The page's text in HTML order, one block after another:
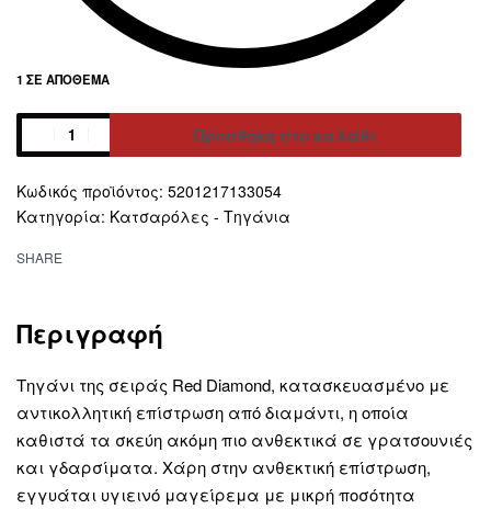
1 ΣΕ ΑΠΌΘΕΜΑ
Προσθήκη στο καλάθι
5201217133054
Κατηγορία: Κατσαρόλες - Τηγάνια
SHARE
Περιγραφή
Τηγάνι της σειράς Red Diamond, κατασκευασμένο με
αντικολλητική επίστρωση από διαμάντι, η οποία
καθιστά τα σκεύη ακόμη πιο ανθεκτικά σε γρατσουνιές
και γδαρσίματα. Χάρη στην ανθεκτική επίστρωση,
εγγυάται υγιεινό μαγείρεμα με μικρή ποσότητα